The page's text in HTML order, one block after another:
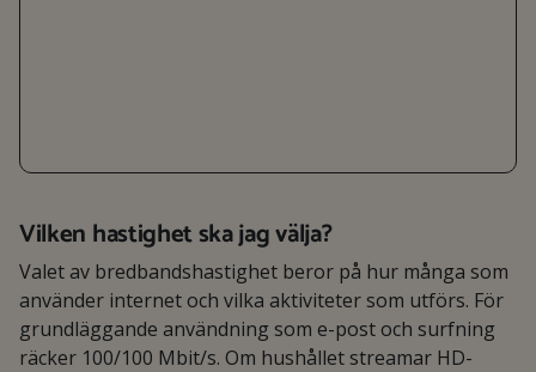
Vilken hastighet ska jag välja?
Valet av bredbandshastighet beror på hur många som
använder internet och vilka aktiviteter som utförs. För
grundläggande användning som e-post och surfning
räcker 100/100 Mbit/s. Om hushållet streamar HD-